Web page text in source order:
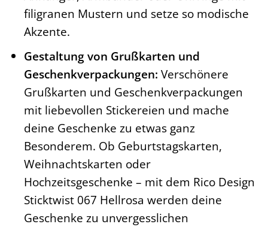
filigranen Mustern und setze so modische
Akzente.
Gestaltung von Grußkarten und
Geschenkverpackungen: Verschönere
Grußkarten und Geschenkverpackungen
mit liebevollen Stickereien und mache
deine Geschenke zu etwas ganz
Besonderem. Ob Geburtstagskarten,
Weihnachtskarten oder
Hochzeitsgeschenke – mit dem Rico Design
Sticktwist 067 Hellrosa werden deine
Geschenke zu unvergesslichen